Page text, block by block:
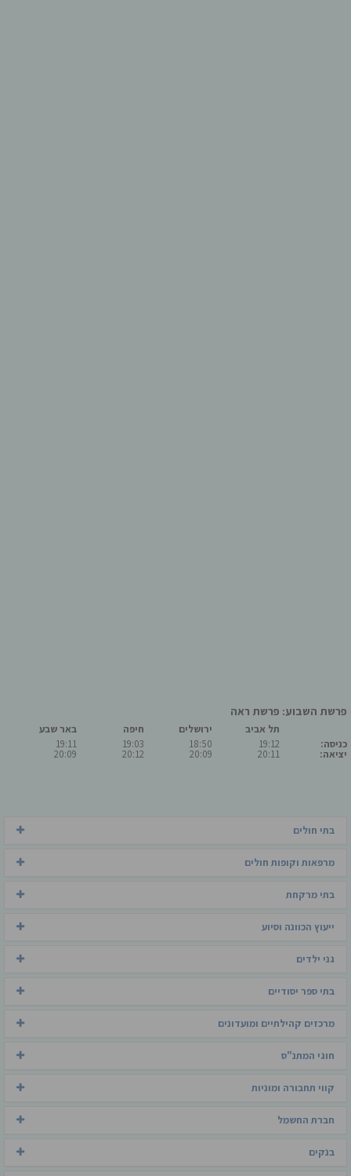
פרשת השבוע: פרשת ראה
כניסה:
יציאה:
תל אביב
19:12
20:11
ירושלים
18:50
20:09
חיפה
19:03
20:12
באר שבע
19:11
20:09
בתי חולים
מרפאות וקופות חולים
בתי מרקחת
ייעוץ הכוונה וסיוע
גני ילדים
בתי ספר יסודיים
מרכזים קהילתיים ומועדונים
חוגי המתנ"ס
קווי תחבורה ומוניות
חברת החשמל
בנקים